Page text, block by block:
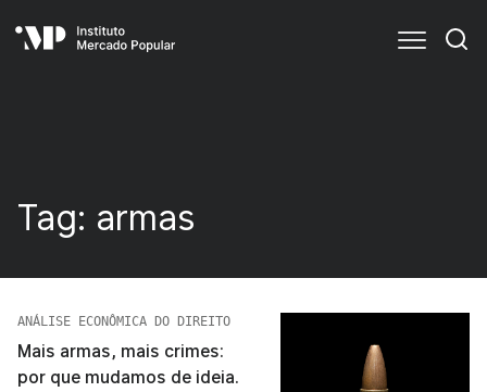
Tag: armas
ANÁLISE ECONÔMICA DO DIREITO
Mais armas, mais crimes:
por que mudamos de ideia.